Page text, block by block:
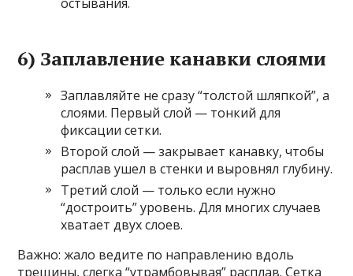
6) Заплавление канавки слоями
Заплавляйте не сразу “толстой шляпкой”, а
слоями. Первый слой — тонкий для
фиксации сетки.
Второй слой — закрывает канавку, чтобы
расплав ушел в стенки и выровнял глубину.
Третий слой — только если нужно
“достроить” уровень. Для многих случаев
хватает двух слоев.
Важно: жало ведите по направлению вдоль
трещины, слегка “утрамбовывая” расплав. Сетка